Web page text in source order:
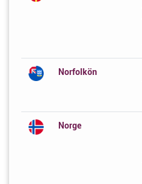
Norfolkön
Norge